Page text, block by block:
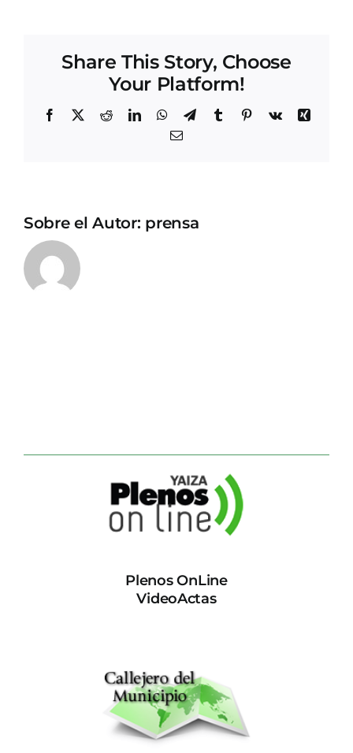
Share This Story, Choose
Your Platform!
Facebook
X RedditLinkedInWhatsApp
TelegramTumblrPinterest
Vk
Xing
Correo
Sobre el Autor: prensa
Plenos OnLine
VideoActas